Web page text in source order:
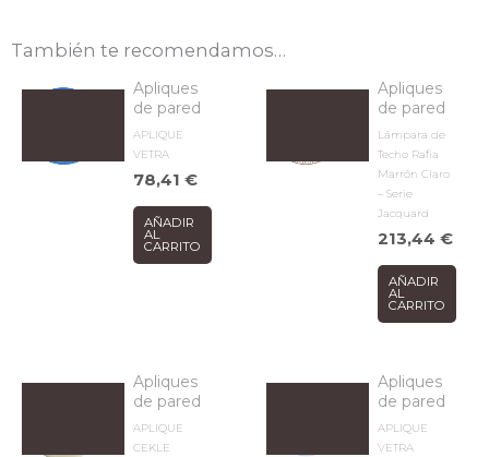
También te recomendamos…
Apliques
de pared
APLIQUE
VETRA
78,41€
AÑADIR
AL
CARRITO
Apliques
de pared
Lámpara de
Techo Rafia
Marrón Claro
– Serie
Jacquard
213,44€
AÑADIR
AL
CARRITO
Apliques
de pared
APLIQUE
CEKLE
Apliques
de pared
APLIQUE
VETRA